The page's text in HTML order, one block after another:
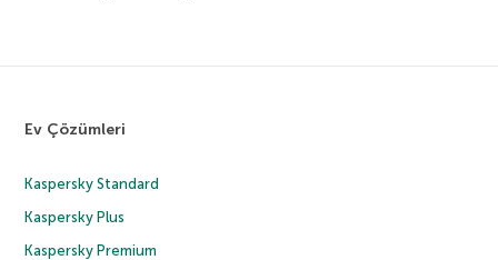
Ev Çözümleri
Kaspersky Standard
Kaspersky Plus
Kaspersky Premium